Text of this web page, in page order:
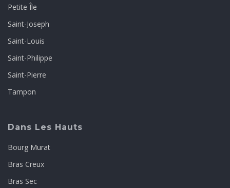
Petite Île
Saint-Joseph
Saint-Louis
Saint-Philippe
Saint-Pierre
Tampon
Dans Les Hauts
Bourg Murat
Bras Creux
Bras Sec